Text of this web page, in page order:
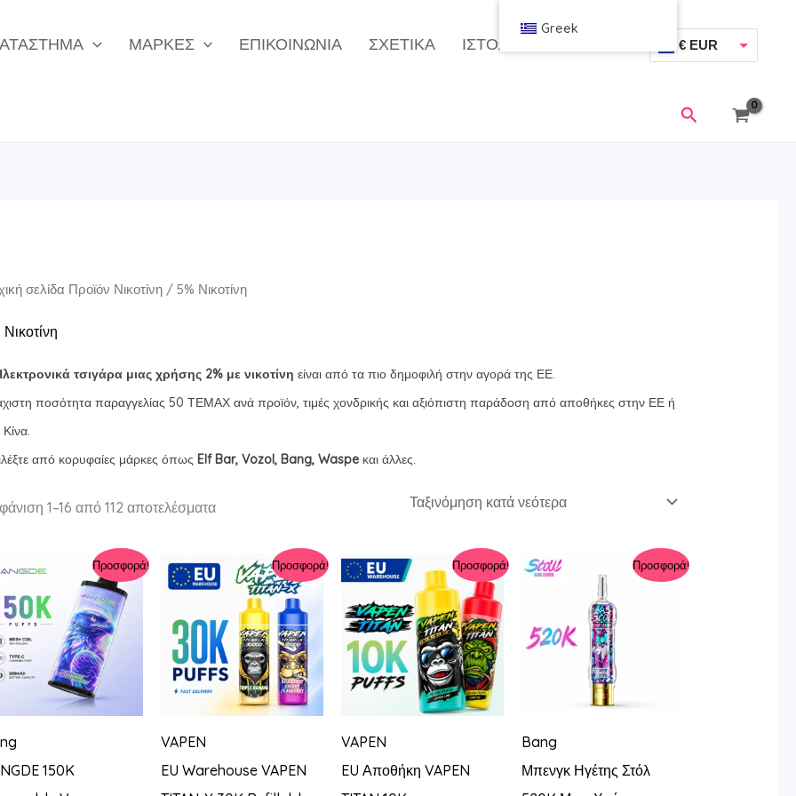
ΜΆΡΚΕΣ ΕΠΙΚΟΙΝΩΝΊΑ ΣΧΕΤΙΚΆ ΙΣΤΟΛΌΓΙΟ € EUR
Αναζήτηση
σελίδα Προϊόν Νικοτίνη / 5% Νικοτίνη
τσιγάρα μιας χρήσης 2% με νικοτίνη είναι από τα πιο δημοφιλή στην αγορά της ΕΕ.
ποσότητα παραγγελίας 50 ΤΕΜΑΧ ανά προϊόν, τιμές χονδρικής και αξιόπιστη παράδοση από αποθήκες στην ΕΕ ή
από κορυφαίες μάρκες όπως Elf Bar, Vozol, Bang, Waspeκαι άλλες.
1–16 από 112 αποτελέσματαΤαξινόμηση
πρόσφατα
Προσφορά!
150K
Προσφορά!
VAPEN
EU Warehouse VAPEN
Προσφορά!
VAPEN
EU Αποθήκη VAPEN
Προσφορά!
Bang
Μπενγκ Ηγέτης Στόλ
Greek